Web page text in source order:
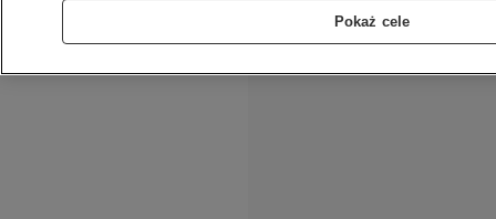
Jego rywale zapowiedzieli, że nie uznają wyniku
Pokaż cele